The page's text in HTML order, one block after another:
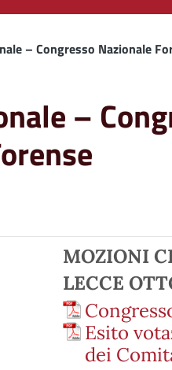
– Congresso Nazionale
–
MOZIONI
LECCE
Esito
dei